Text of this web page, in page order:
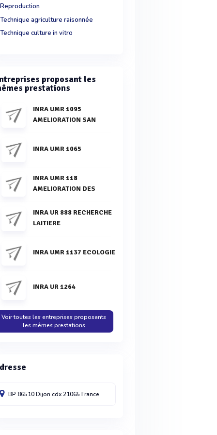
Reproduction
Technique agriculture raisonnée
Technique culture in vitro
proposant les
prestations
INRA UMR 1095
AMELIORATION SAN
INRA UMR 1065
INRA UMR 118
AMELIORATION DES
INRA UR 888 RECHERCHE
LAITIERE
INRA UMR 1137 ECOLOGIE
INRA UR 1264
Voir toutes les entreprises proposants
les mêmes prestations
BP 86510Dijon cdx21065France